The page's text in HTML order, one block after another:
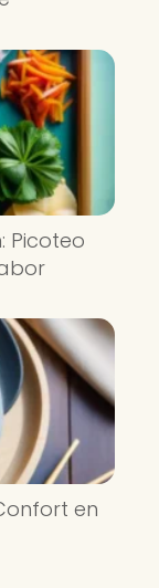
Picoteo
en